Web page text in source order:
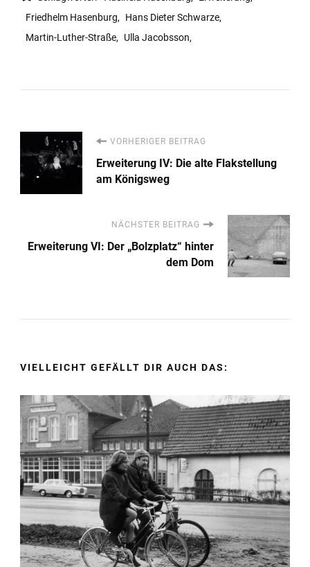
Friedhelm Hasenburg
Hans Dieter Schwarze
Martin-Luther-Straße
Ulla Jacobsson
Beitragsnavigation
VORHERIGER BEITRAG
Erweiterung IV: Die alte Flakstellung
am Königsweg
NÄCHSTER BEITRAG
Erweiterung VI: Der „Bolzplatz“ hinter
dem Dom
VIELLEICHT GEFÄLLT DIR AUCH DAS: